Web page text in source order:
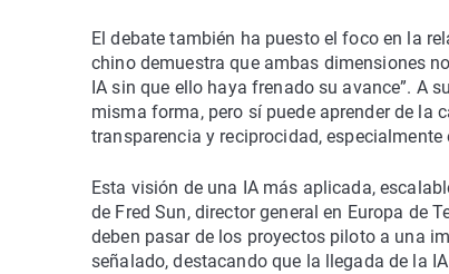
El debate también ha puesto el foco en la
chino demuestra que ambas dimensiones
IA sin que ello haya frenado su avance”. A
misma forma, pero sí puede aprender de la
transparencia y reciprocidad,
Esta visión de una IA más aplicada,
de Fred Sun, director general en Europa de
deben pasar de los proyectos piloto a una
señalado, destacando que la llegada de la